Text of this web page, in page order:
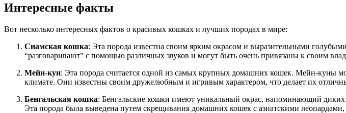
Интересные факты
Вот несколько интересных фактов о красивых кошках и лучших породах в мире:
Сиамская кошка: Эта порода известна своим ярким окрасом и выразительными
“разговаривают” с помощью различных звуков и могут быть очень привязаны к своим
Мейн-кун: Эта порода считается одной из самых крупных домашних кошек. Мейн-куны
климате. Они известны своим дружелюбным и игривым характером, что делает их
Бенгальская кошка: Бенгальские кошки имеют уникальный окрас, напоминающий
Эта порода была выведена путем скрещивания домашних кошек с азиатскими леопардами,